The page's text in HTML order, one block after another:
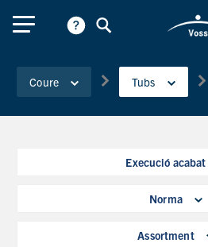
Coure Tubs
Execució acabat
Norma
Assortment